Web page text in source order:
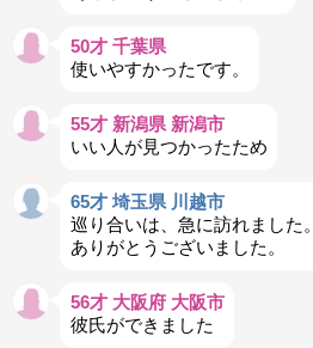
50才 千葉県
使いやすかったです。
55才 新潟県 新潟市
いい人が見つかったため
65才 埼玉県 川越市
巡り合いは、急に訪れました。
ありがとうございました。
56才 大阪府 大阪市
彼氏ができました